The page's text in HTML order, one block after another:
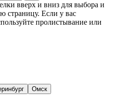
вверх и вниз для выбора и
страницу. Если у вас
пролистывание или
Омск